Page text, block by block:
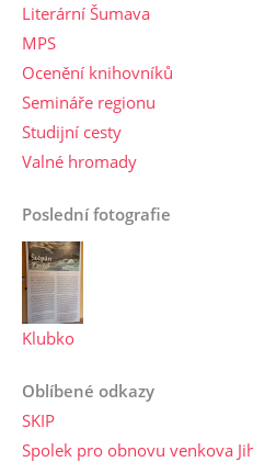
Literární Šumava
MPS
Ocenění knihovníků
Semináře regionu
Studijní cesty
Valné hromady
Poslední fotografie
Klubko
Oblíbené odkazy
SKIP
Spolek pro obnovu venkova